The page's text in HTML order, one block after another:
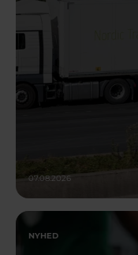
07.08.2026
NYHED